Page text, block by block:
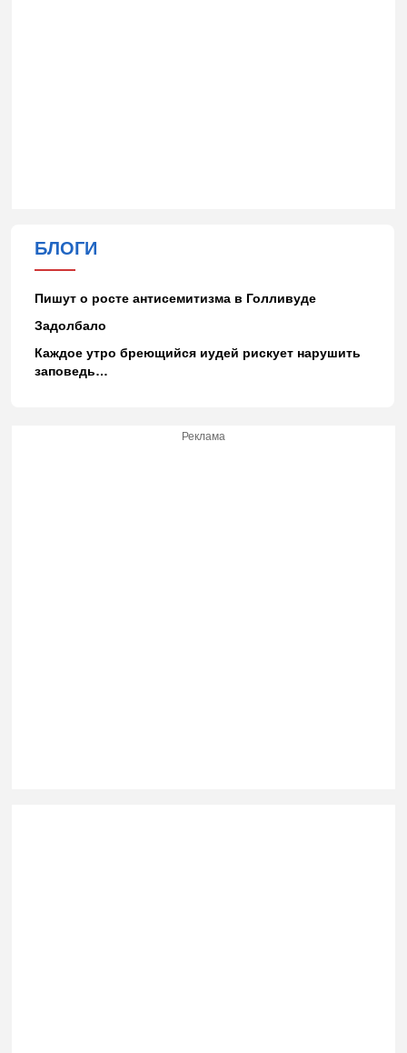
БЛОГИ
Пишут о росте антисемитизма в Голливуде
Задолбало
Каждое утро бреющийся иудей рискует нарушить
заповедь…
Реклама